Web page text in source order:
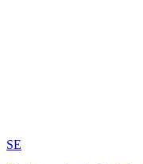
SE